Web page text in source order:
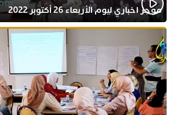
موجز اخباري ليوم الأربعاء 26 أكتوبر 2022